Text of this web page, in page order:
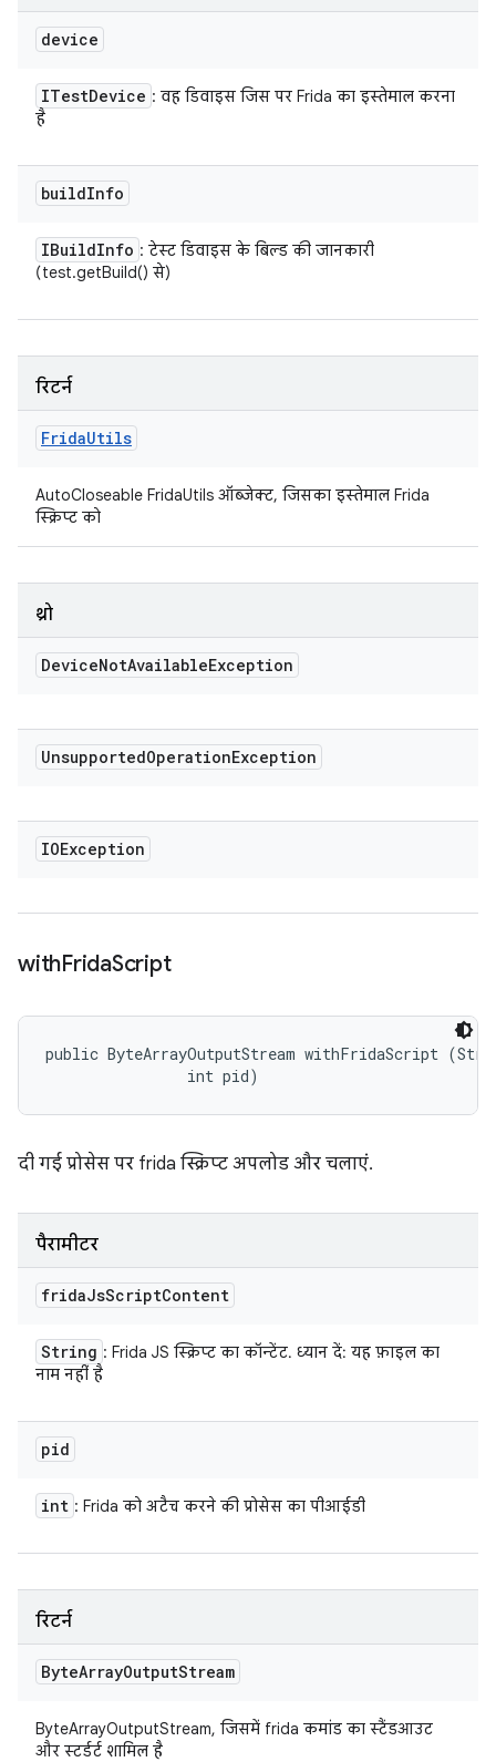
device
ITestDevice : वह डिवाइस जिस पर Frida का इस्तेमाल करना
है
buildInfo
IBuildInfo : टेस्ट डिवाइस के बिल्ड की जानकारी
(test.getBuild() से)
रिटर्न
FridaUtils
AutoCloseable FridaUtils ऑब्जेक्ट, जिसका इस्तेमाल Frida
स्क्रिप्ट को
थ्रो
DeviceNotAvailableException
UnsupportedOperationException
IOException
withFridaScript
public ByteArrayOutputStream withFridaScript
                int pid)
दी गई प्रोसेस पर frida स्क्रिप्ट अपलोड और चलाएं.
पैरामीटर
fridaJsScriptContent
String : Frida JS स्क्रिप्ट का कॉन्टेंट. ध्यान दें: यह फ़ाइल का
नाम नहीं है
pid
int : Frida को अटैच करने की प्रोसेस का पीआईडी
रिटर्न
ByteArrayOutputStream
ByteArrayOutputStream, जिसमें frida कमांड का स्टैंडआउट
और स्टर्डर्ट शामिल है